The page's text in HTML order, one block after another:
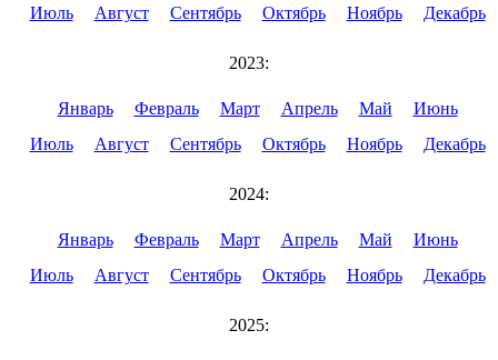
Июль
Август Сентябрь Октябрь Ноябрь Декабрь
2023:
Январь Февраль Март Апрель Май
Июнь
Июль
Август Сентябрь Октябрь Ноябрь Декабрь
2024:
Январь Февраль Март Апрель Май
Июнь
Июль
Август Сентябрь Октябрь Ноябрь Декабрь
2025: